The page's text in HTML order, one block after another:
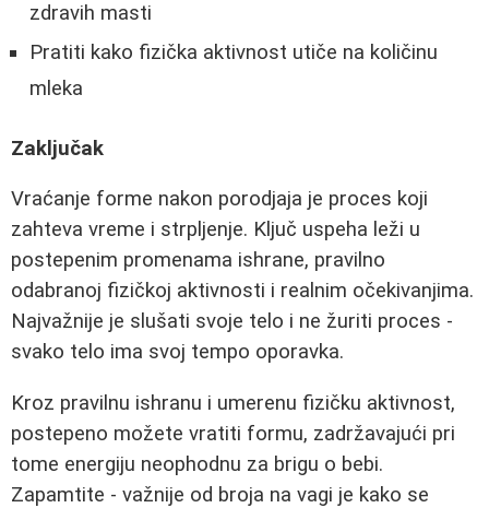
zdravih masti
Pratiti kako fizička aktivnost utiče na količinu
mleka
Zaključak
Vraćanje forme nakon porodjaja je proces koji
zahteva vreme i strpljenje. Ključ uspeha leži u
postepenim promenama ishrane, pravilno
odabranoj fizičkoj aktivnosti i realnim očekivanjima.
Najvažnije je slušati svoje telo i ne žuriti proces -
svako telo ima svoj tempo oporavka.
Kroz pravilnu ishranu i umerenu fizičku aktivnost,
postepeno možete vratiti formu, zadržavajući pri
tome energiju neophodnu za brigu o bebi.
Zapamtite - važnije od broja na vagi je kako se